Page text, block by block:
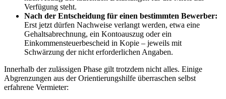
Verfügung steht.
Nach der Entscheidung für einen bestimmten Bewerber:
Erst jetzt dürfen Nachweise verlangt werden, etwa eine
Gehaltsabrechnung, ein Kontoauszug oder ein
Einkommensteuerbescheid in Kopie – jeweils mit
Schwärzung der nicht erforderlichen Angaben.
Innerhalb der zulässigen Phase gilt trotzdem nicht alles. Einige
Abgrenzungen aus der Orientierungshilfe überraschen selbst
erfahrene Vermieter: